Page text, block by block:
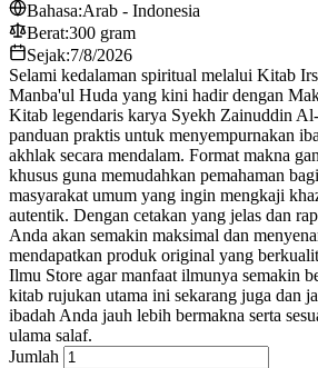
Bahasa:Arab - Indonesia
Berat:300 gram
Sejak:7/8/2026
Selami kedalaman spiritual melalui Kitab
Manba'ul Huda yang kini hadir dengan
Kitab legendaris karya Syekh Zainuddin
panduan praktis untuk menyempurnakan
akhlak secara mendalam. Format makna
khusus guna memudahkan pemahaman
masyarakat umum yang ingin mengkaji
autentik. Dengan cetakan yang jelas dan
Anda akan semakin maksimal dan
mendapatkan produk original yang
Ilmu Store agar manfaat ilmunya semakin
kitab rujukan utama ini sekarang juga dan
ibadah Anda jauh lebih bermakna serta
ulama salaf.
Jumlah